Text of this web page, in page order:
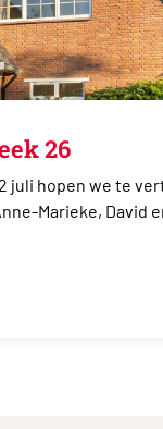
26
juli hopen we te
Marieke, David